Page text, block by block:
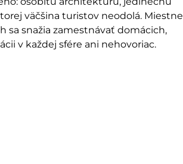
väčšina turistov neodolá. Miestne
sa snažia zamestnávať domácich,
v každej sfére ani nehovoriac.